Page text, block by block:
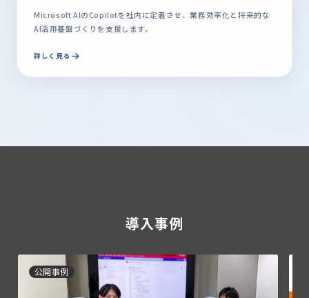
Microsoft AIのCopilotを社内に定着させ、業務効率化と将来的な
AI活用基盤づくりを支援します。
詳しく見る
導入事例
公開事例